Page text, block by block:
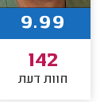
9.99
142
חוות דעת